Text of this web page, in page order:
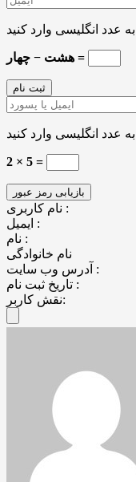
هشت − چهار =
2 × 5 =
نام کاربری :
ایمیل :
نام :
نام خانوادگی
آدرس وب سایت :
تاریخ ثبت نام :
نقش کاربر: